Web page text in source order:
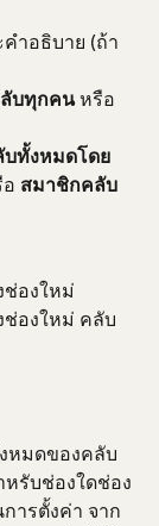
ำอธิบาย (ถ้า
บทุกคน หรือ
ทั้งหมดโดย
สมาชิกคลับ
ช่องใหม่
ช่องใหม่ คลับ
หมดของคลับ
หรับช่องใดช่อง
ารตั้งค่า จาก